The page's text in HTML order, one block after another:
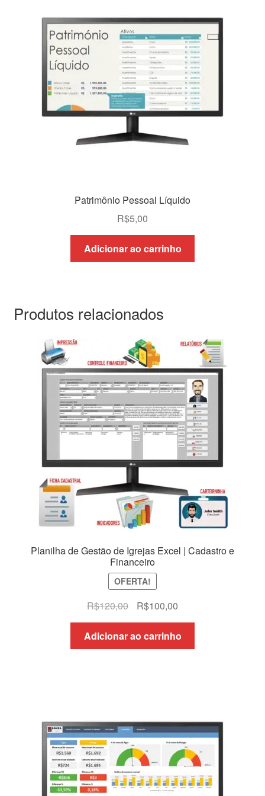
Patrimônio Pessoal Líquido
R$5,00
Adicionar ao carrinho
Produtos relacionados
Planilha de Gestão de Igrejas Excel | Cadastro e
Financeiro
OFERTA!
R$120,00
O
preço
original
era:
R$100,00O
preço
atual
é:
Adicionar ao carrinho